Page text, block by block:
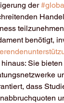
der
benötigt,
Sie
dass